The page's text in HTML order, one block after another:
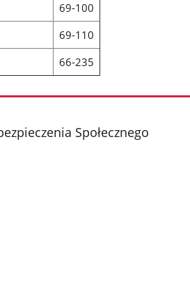
69-100
69-110
66-235
Społecznego